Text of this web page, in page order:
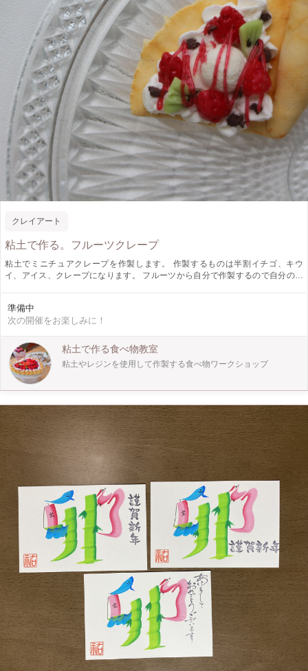
クレイアート
粘土で作る。フルーツクレープ
粘土でミニチュアクレープを作製します。 作製するものは半割イチゴ、キウ
イ、アイス、クレープになります。 フルーツから自分で作製するので自分のお
迎♪楽しく可愛く美味しそうに粘土でクレープを作りましょう！
準備中
次の開催をお楽しみに！
粘土で作る食べ物教室
粘土やレジンを使用して作製する食べ物ワークショップ